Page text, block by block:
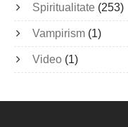
Spiritualitate (253)
Vampirism (1)
Video (1)